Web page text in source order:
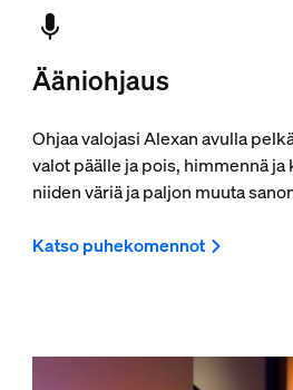
Ääniohjaus
Ohjaa valojasi Alexan avulla
valot päälle ja pois, himmennä
niiden väriä ja paljon muuta
Katso puhekomennot